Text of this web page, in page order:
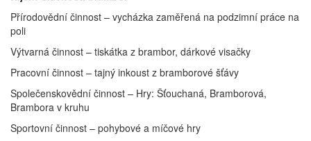
Přírodovědní činnost – vycházka zaměřená na podzimní práce na
poli
Výtvarná činnost – tiskátka z brambor, dárkové visačky
Pracovní činnost – tajný inkoust z bramborové šťávy
Společenskovědní činnost – Hry: Šťouchaná, Bramborová,
Brambora v kruhu
Sportovní činnost – pohybové a míčové hry